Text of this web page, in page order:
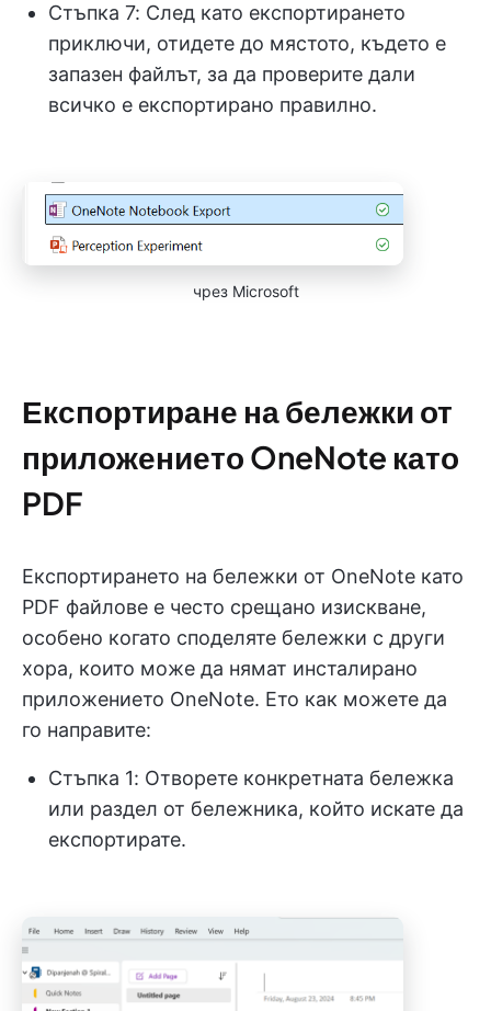
Стъпка 7: След като експортирането
приключи, отидете до мястото, където е
запазен файлът, за да проверите дали
всичко е експортирано правилно.
чрез Microsoft
Експортиране на бележки от
приложението OneNote като
PDF
Експортирането на бележки от OneNote като
PDF файлове е често срещано изискване,
особено когато споделяте бележки с други
хора, които може да нямат инсталирано
приложението OneNote. Ето как можете да
го направите:
Стъпка 1: Отворете конкретната бележка
или раздел от бележника, който искате да
експортирате.